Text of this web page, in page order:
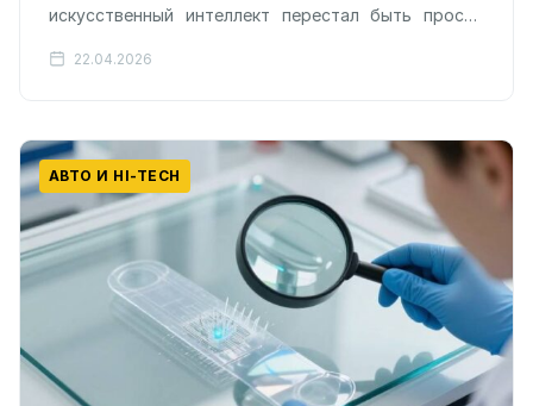
искусственный интеллект перестал быть просто
Исследователи из Гонконгского
22.04.2026
АВТО И HI-TECH